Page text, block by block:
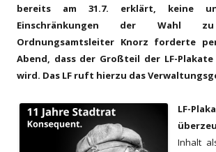
bereits am 31.7. erklärt, keine
Einschränkungen der Wahl zu
Ordnungsamtsleiter Knorz forderte
Abend, dass der Großteil der LF-
wird. Das LF ruft hierzu das
LF-
Inhalt